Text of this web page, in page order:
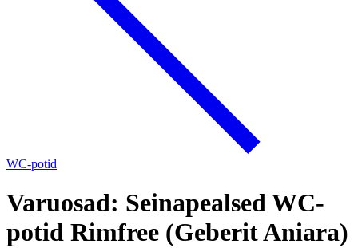
WC-potid
Varuosad: Seinapealsed WC-
potid Rimfree (Geberit Aniara)